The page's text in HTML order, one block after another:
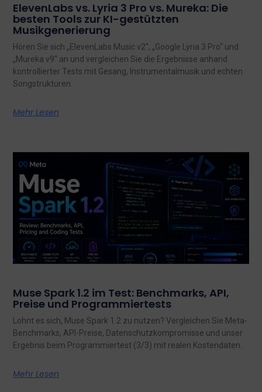
ElevenLabs vs. Lyria 3 Pro vs. Mureka: Die
besten Tools zur KI-gestützten
Musikgenerierung
Hören Sie sich „ElevenLabs Music v2“, „Google Lyria 3 Pro“ und
„Mureka v9“ an und vergleichen Sie die Ergebnisse anhand
kontrollierter Tests mit Gesang, Instrumentalmusik und echten
Songstrukturen.
Mehr Lesen
Muse Spark 1.2 im Test: Benchmarks, API,
Preise und Programmiertests
Lohnt es sich, Muse Spark 1.2 zu nutzen? Vergleichen Sie Meta-
Benchmarks, API-Preise, Datenschutzkompromisse und unser
Ergebnis beim Programmiertest (3/3) mit realen Kostendaten.
Mehr Lesen